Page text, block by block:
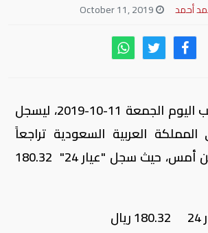
أحمد
ننشر أسعار الذهب اليوم الجمعة 11-10-2019، ليسجل
العربية السعودية تراجعاً
طفيفاً مقارنة عن أمس، حيث سجل "عيار 24" 180.32